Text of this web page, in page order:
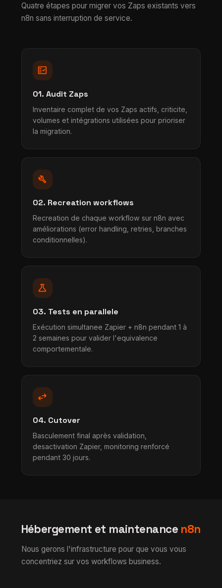
Quatre étapes pour migrer vos Zaps existants vers
n8n sans interruption de service.
fact_check
01. Audit Zaps
Inventaire complet de vos Zaps actifs, criticite,
volumes et intégrations utilisées pour prioriser
la migration.
build
02. Recreation workflows
Recreation de chaque workflow sur n8n avec
améliorations (error handling, retries, branches
conditionnelles).
science
03. Tests en parallele
Exécution simultanee Zapier + n8n pendant 1 à
2 semaines pour valider l'equivalence
comportementale.
swap_horiz
04. Cutover
Basculement final après validation,
desactivation Zapier, monitoring renforcé
pendant 30 jours.
Hébergement et maintenance n8n
Nous gerons l'infrastructure pour que vous vous
concentriez sur vos workflows business.